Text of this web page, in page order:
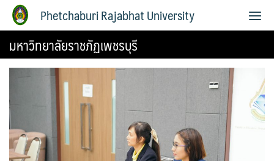
Phetchaburi Rajabhat University
มหาวิทยาลัยราชภัฏเพชรบุรี